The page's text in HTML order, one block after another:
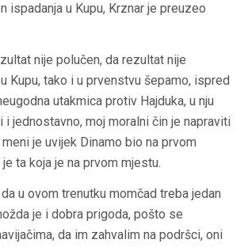
ispadanja u Kupu, Krznar je preuzeo
nije polučen, da rezultat nije
Kupu, tako i u prvenstvu šepamo, ispred
utakmica protiv Hajduka, u nju
i jednostavno, moj moralni čin je napraviti
je uvijek Dinamo bio na prvom
ta koja je na prvom mjestu.
u ovom trenutku momčad treba jedan
je i dobra prigoda, pošto se
da im zahvalim na podršci, oni